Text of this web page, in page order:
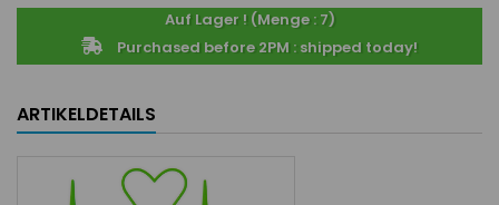
Auf Lager ! (Menge : 7)
Purchased before 2PM : shipped today!
ARTIKELDETAILS